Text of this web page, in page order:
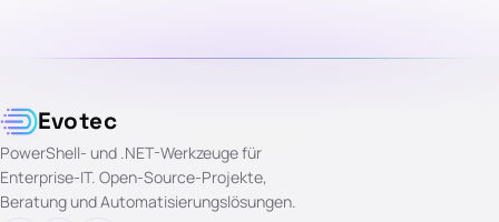
Evotec
PowerShell- und .NET-Werkzeuge für
Enterprise-IT. Open-Source-Projekte,
Beratung und Automatisierungslösungen.